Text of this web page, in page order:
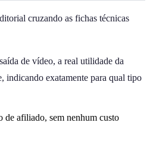
cruzando as fichas técnicas
de vídeo, a real utilidade da
indicando exatamente para qual tipo
de afiliado, sem nenhum custo